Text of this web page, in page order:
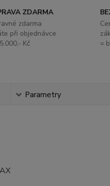
ZDARMA
zdarma
při objednávce
Kč
=
Parametry